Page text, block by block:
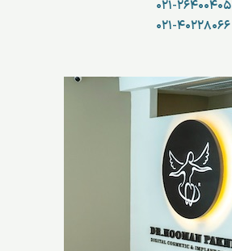
۰۲۱-۲۶۴۰۰۴۰۵
۰۲۱-۴۰۲۲۸۰۶۶